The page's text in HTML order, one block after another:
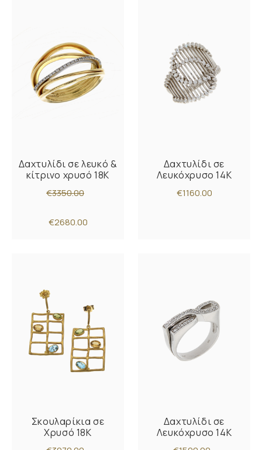
Δαχτυλίδι σε λευκό &
κίτρινο χρυσό 18K
€3350.00
€2680.00
Δαχτυλίδι σε
Λευκόχρυσο 14K
€1160.00
Σκουλαρίκια σε
Χρυσό 18K
Δαχτυλίδι σε
Λευκόχρυσο 14K